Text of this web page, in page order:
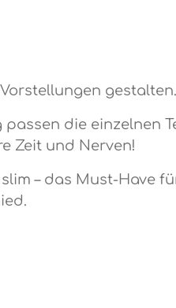
gestalten.
die einzelnen
Zeit und Nerven!
– das Must-Have